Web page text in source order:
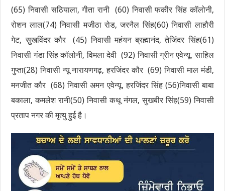
(65) निवासी सठियाला, गीता रानी (60) निवासी फकीर सिंह कॉलोनी,
रोशन लाल(74) निवासी मजीठा रोड, जरनैल सिंह(60) निवासी लाहौरी
गेट, सुखविंदर कौर (45) निवासी महंयन ब्रह्मानंद, तेजिंदर सिंह(61)
निवासी गंडा सिंह कॉलोनी, विमला देवी (92) निवासी ग्रीन एवेन्यू, साहिल
गुप्ता(28) निवासी न्यू नारायणगढ़, हरजिंदर कौर (69) निवासी माल मंडी,
मनजीत कौर (68) निवासी अमन एवेन्यू, हरजिंदर सिंह (56)निवासी बाबा
बकाला, कमलेश रानी(50) निवासी कथू नंगल, सुखबीर सिंह(59) निवासी
प्रताप नगर की मृत्यु हुई है।